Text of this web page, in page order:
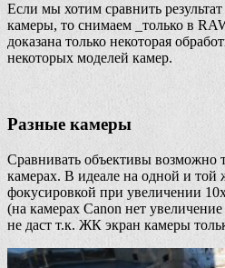
Если мы хотим сравнить
камеры, то снимаем _только в
доказана только некоторая
некоторых моделей камер.
Разные камеры
Сравнивать объективы возможно
камерах. В идеале на одной и той
фокусировкой при увеличении
(на камерах Canon нет
не даст т.к. ЖК экран камеры